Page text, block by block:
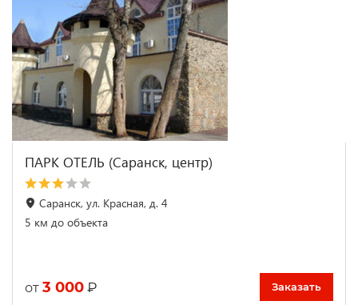
ПАРК ОТЕЛЬ (Саранск, центр)
Саранск, ул. Красная, д. 4
5 км до объекта
от 3 000 ₽ Заказать